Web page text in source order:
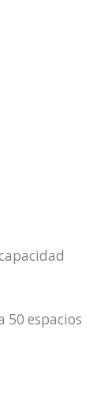
50 espacios